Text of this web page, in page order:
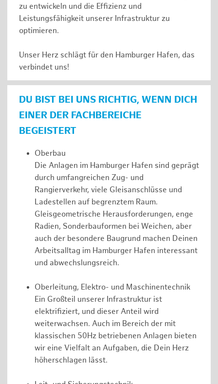
zu entwickeln und die Effizienz und
Leistungsfähigkeit unserer Infrastruktur zu
optimieren.
Unser Herz schlägt für den Hamburger Hafen, das
verbindet uns!
DU BIST BEI UNS RICHTIG, WENN DICH
EINER DER FACHBEREICHE
BEGEISTERT
Oberbau
Die Anlagen im Hamburger Hafen sind geprägt
durch umfangreichen Zug- und
Rangierverkehr, viele Gleisanschlüsse und
Ladestellen auf begrenztem Raum.
Gleisgeometrische Herausforderungen, enge
Radien, Sonderbauformen bei Weichen, aber
auch der besondere Baugrund machen Deinen
Arbeitsalltag im Hamburger Hafen interessant
und abwechslungsreich.
Oberleitung, Elektro- und Maschinentechnik
Ein Großteil unserer Infrastruktur ist
elektrifiziert, und dieser Anteil wird
weiterwachsen. Auch im Bereich der mit
klassischen 50Hz betriebenen Anlagen bieten
wir eine Vielfalt an Aufgaben, die Dein Herz
höherschlagen lässt.